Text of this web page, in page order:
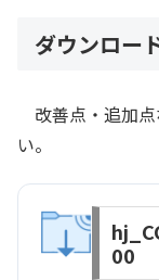
ダウンロー
改善点・追加点
い。
00